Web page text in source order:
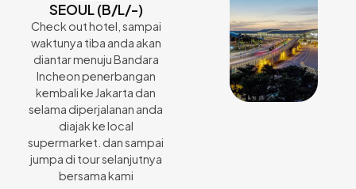
SEOUL (B/L/-)
Check out hotel, sampai
waktunya tiba anda akan
diantar menuju Bandara
Incheon penerbangan
kembali ke Jakarta dan
selama diperjalanan anda
diajak ke local
supermarket. dan sampai
jumpa di tour selanjutnya
bersama kami